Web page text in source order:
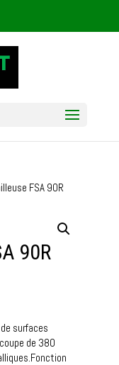
FSA 90R
90R
surfaces
de 380